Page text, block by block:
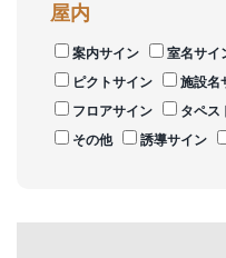
屋内
案内サイン 室名サイ
ピクトサイン
施設名
フロアサイン
タペス
その他
誘導サイン